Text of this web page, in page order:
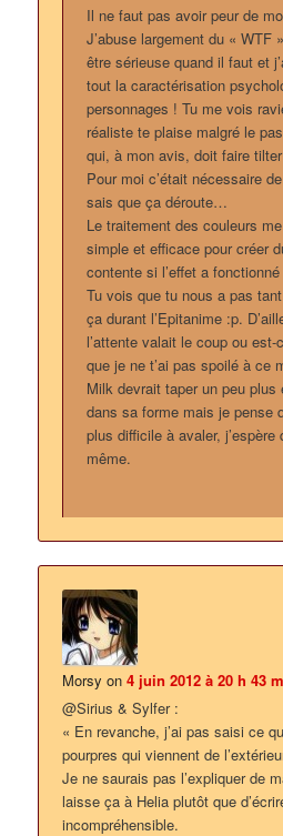
Il ne faut pas avoir peur de
J’abuse largement du « WTF
être sérieuse quand il faut et
tout la caractérisation
personnages ! Tu me vois
réaliste te plaise malgré le
qui, à mon avis, doit faire
Pour moi c’était nécessaire
sais que ça déroute…
Le traitement des couleurs
simple et efficace pour créer
contente si l’effet a
Tu vois que tu nous a pas
ça durant l’Epitanime :p.
l’attente valait le coup ou
que je ne t’ai pas spoilé à ce
Milk devrait taper un peu plus
dans sa forme mais je pense
plus difficile à avaler, j’espère
même.
Morsy on4 juin 2012 à 20 h 43
@Sirius & Sylfer :
« En revanche, j’ai pas saisi ce
pourpres qui viennent de
Je ne saurais pas l’expliquer de
laisse ça à Helia plutôt que
incompréhensible.